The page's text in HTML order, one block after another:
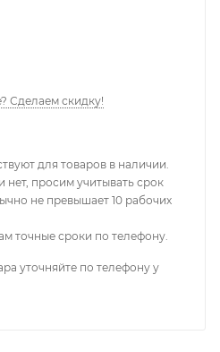
Сделаем скидку!
для товаров в наличии.
нет, просим учитывать срок
не превышает 10 рабочих
точные сроки по телефону.
уточняйте по телефону у